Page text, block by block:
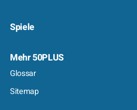
Spiele
Mehr 50PLUS
Glossar
Sitemap